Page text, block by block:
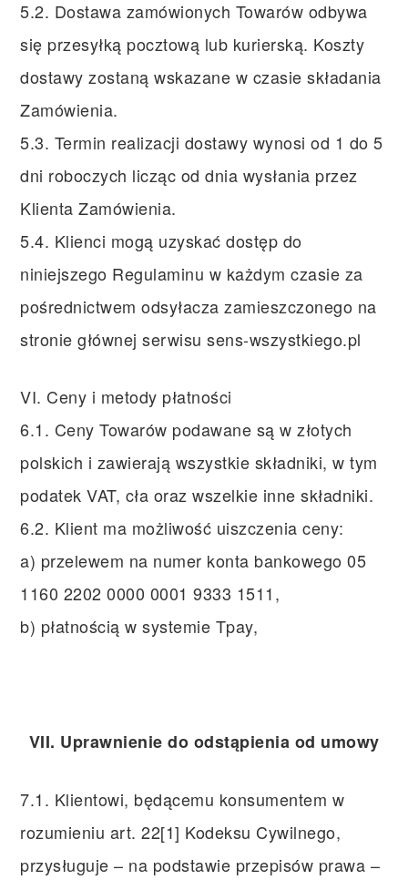
5.2. Dostawa zamówionych Towarów odbywa
się przesyłką pocztową lub kurierską. Koszty
dostawy zostaną wskazane w czasie składania
Zamówienia.
5.3. Termin realizacji dostawy wynosi od 1 do 5
dni roboczych licząc od dnia wysłania przez
Klienta Zamówienia.
5.4. Klienci mogą uzyskać dostęp do
niniejszego Regulaminu w każdym czasie za
pośrednictwem odsyłacza zamieszczonego na
stronie głównej serwisu sens-wszystkiego.pl
VI. Ceny i metody płatności
6.1. Ceny Towarów podawane są w złotych
polskich i zawierają wszystkie składniki, w tym
podatek VAT, cła oraz wszelkie inne składniki.
6.2. Klient ma możliwość uiszczenia ceny:
a) przelewem na numer konta bankowego 05
1160 2202 0000 0001 9333 1511,
b) płatnością w systemie Tpay,
VII. Uprawnienie do odstąpienia od umowy
7.1. Klientowi, będącemu konsumentem w
rozumieniu art. 22[1] Kodeksu Cywilnego,
przysługuje – na podstawie przepisów prawa –